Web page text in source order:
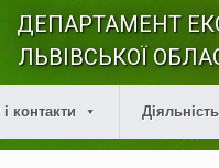
ДЕПАРТАМЕНТ
ЛЬВІВСЬКОЇ
контакти